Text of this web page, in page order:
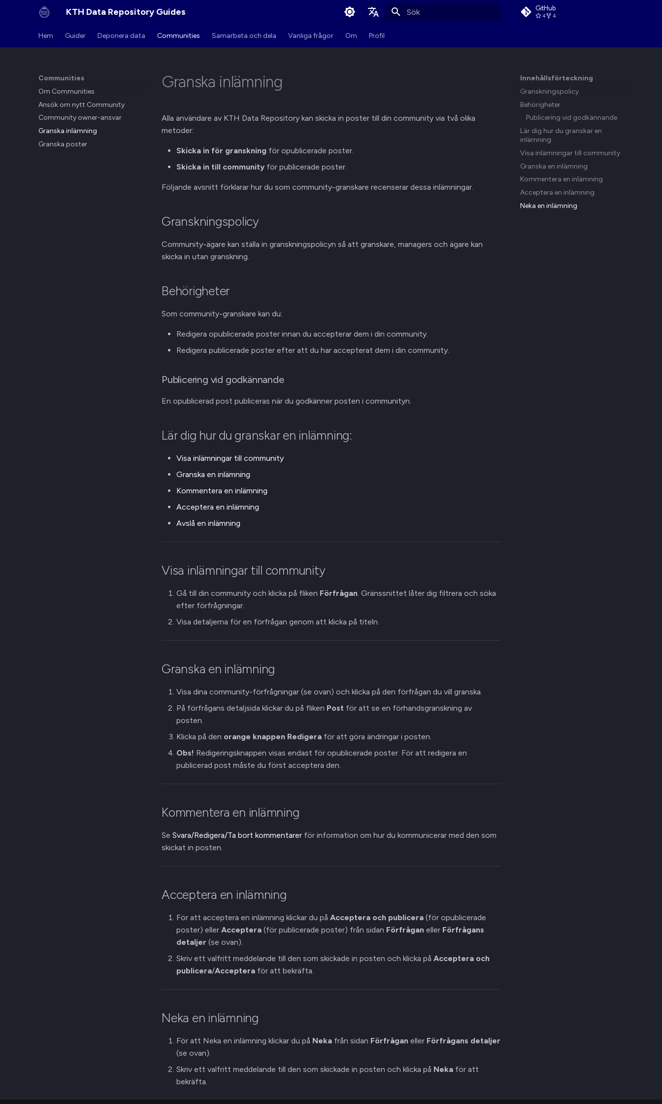
KTH Data Repository Guides
English
GitHub
4 4
Hem Guider Deponera data Communities Samarbeta och dela Vanliga frågor Om Profil
Communities
Om Communities
Ansök om nytt Community
Community owner-ansvar
Granska inlämning
Granska poster
Innehållsförteckning
Granskningspolicy
Behörigheter
Publicering vid godkännande
Lär dig hur du granskar en
inlämning:
Visa inlämningar till community
Granska en inlämning
Kommentera en inlämning
Acceptera en inlämning
Neka en inlämning
Granska inlämning
Alla användare av KTH Data Repository kan skicka in poster till din community via två olika
metoder:
Skicka in för granskning för opublicerade poster.
Skicka in till community för publicerade poster.
Följande avsnitt förklarar hur du som community-granskare recenserar dessa inlämningar.
Granskningspolicy
Community-ägare kan ställa in granskningspolicyn så att granskare, managers och ägare kan
skicka in utan granskning.
Behörigheter
Som community-granskare kan du:
Redigera opublicerade poster innan du accepterar dem i din community.
Redigera publicerade poster efter att du har accepterat dem i din community.
Publicering vid godkännande
En opublicerad post publiceras när du godkänner posten i communityn.
Lär dig hur du granskar en inlämning:
Visa inlämningar till community
Granska en inlämning
Kommentera en inlämning
Acceptera en inlämning
Avslå en inlämning
Visa inlämningar till community
Gå till din community och klicka på fliken Förfrågan. Gränssnittet låter dig filtrera och söka
efter förfrågningar.
Visa detaljerna för en förfrågan genom att klicka på titeln.
Granska en inlämning
Visa dina community-förfrågningar (se ovan) och klicka på den förfrågan du vill granska.
På förfrågans detaljsida klickar du på fliken Post för att se en förhandsgranskning av
posten.
Klicka på den orange knappen Redigera för att göra ändringar i posten.
Obs! Redigeringsknappen visas endast för opublicerade poster. För att redigera en
publicerad post måste du först acceptera den.
Kommentera en inlämning
Se Svara/Redigera/Ta bort kommentarer för information om hur du kommunicerar med den som
skickat in posten.
Acceptera en inlämning
För att acceptera en inlämning klickar du på Acceptera och publicera (för opublicerade
poster) eller Acceptera (för publicerade poster) från sidan Förfrågan eller Förfrågans
detaljer (se ovan).
Skriv ett valfritt meddelande till den som skickade in posten och klicka på Acceptera och
publicera/Acceptera för att bekräfta.
Neka en inlämning
För att Neka en inlämning klickar du på Neka från sidan Förfrågan eller Förfrågans detaljer
(se ovan).
Skriv ett valfritt meddelande till den som skickade in posten och klicka på Neka för att
bekräfta.